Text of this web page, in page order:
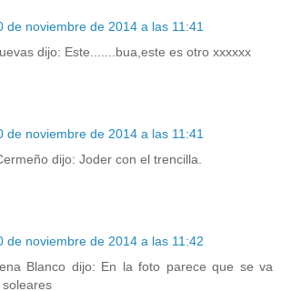
de noviembre de 2014 a las 11:41
dijo: Este.......bua,este es otro xxxxxx
de noviembre de 2014 a las 11:41
dijo: Joder con el trencilla.
de noviembre de 2014 a las 11:42
Blanco dijo: En la foto parece que se va